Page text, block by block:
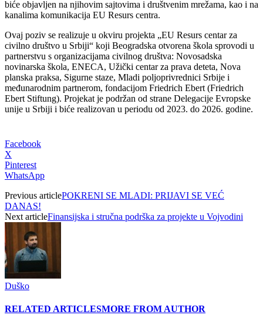
biće objavljen na njihovim sajtovima i društvenim mrežama, kao i na
kanalima komunikacija EU Resurs centra.
Ovaj poziv se realizuje u okviru projekta „EU Resurs centar za
civilno društvo u Srbiji“ koji Beogradska otvorena škola sprovodi u
partnerstvu s organizacijama civilnog društva: Novosadska
novinarska škola, ENECA, Užički centar za prava deteta, Nova
planska praksa, Sigurne staze, Mladi poljoprivrednici Srbije i
međunarodnim partnerom, fondacijom Friedrich Ebert (Friedrich
Ebert Stiftung). Projekat je podržan od strane Delegacije Evropske
unije u Srbiji i biće realizovan u periodu od 2023. do 2026. godine.
Facebook
X
Pinterest
WhatsApp
Previous articlePOKRENI SE MLADI: PRIJAVI SE VEĆ
DANAS!
Next articleFinansijska i stručna podrška za projekte u Vojvodini
Duško
RELATED ARTICLESMORE FROM AUTHOR